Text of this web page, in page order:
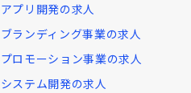
アプリ開発の求人
ブランディング事業の求人
プロモーション事業の求人
システム開発の求人